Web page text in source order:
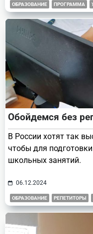
ОБРАЗОВАНИЕ ПРОГРАММА
Обойдемся без
В России хотят так
чтобы для
школьных занятий.
06.12.2024
ОБРАЗОВАНИЕ РЕПЕТИТОРЫ